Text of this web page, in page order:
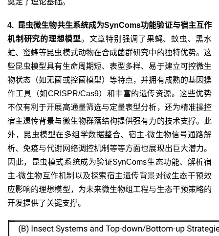
奠定了理论基础。
4. 昆虫微生物共生系统成为SynComs功能验证与宿主互作
机制研究的理想模型。文章特别强调了果蝇、蚊虫、黑水
虻、蜜蜂等昆虫模式动物在合成菌群研究中的独特优势。这
些昆虫模型具有生命周期短、表型多样、易于建立可控微生
物状态（如无菌或控菌模型）等特点，并拥有成熟的基因操
作工具（如CRISPR/Cas9）和丰富的遗传资源。这些优势
不仅有利于开展高通量筛选与定量表型分析，还为精准操控
宿主遗传背景与微生物群落结构提供强有力的技术支撑。此
外，昆虫模型在多组学数据整合、宿主-微生物信号通路解
析、免疫与代谢网络调控机制等等方面也展现出巨大潜力。
因此，昆虫模式系统成为验证SynComs生态功能、解析宿
主-微生物互作机制以及探索宿主遗传背景对微生态干预效
应影响的理想模型，为未来微生物组工程与生态干预策略的
开发提供了关键支撑。